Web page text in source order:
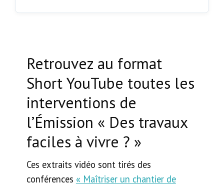
Retrouvez au format
Short YouTube toutes les
interventions de
l’Émission « Des travaux
faciles à vivre ? »
Ces extraits vidéo sont tirés des
conférences « Maîtriser un chantier de